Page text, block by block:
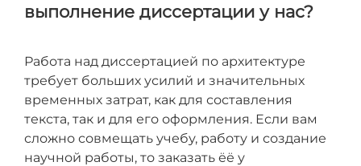
выполнение диссертации у нас?
Работа над диссертацией по архитектуре
требует больших усилий и значительных
временных затрат, как для составления
текста, так и для его оформления. Если вам
сложно совмещать учебу, работу и создание
научной работы, то заказать ёё у